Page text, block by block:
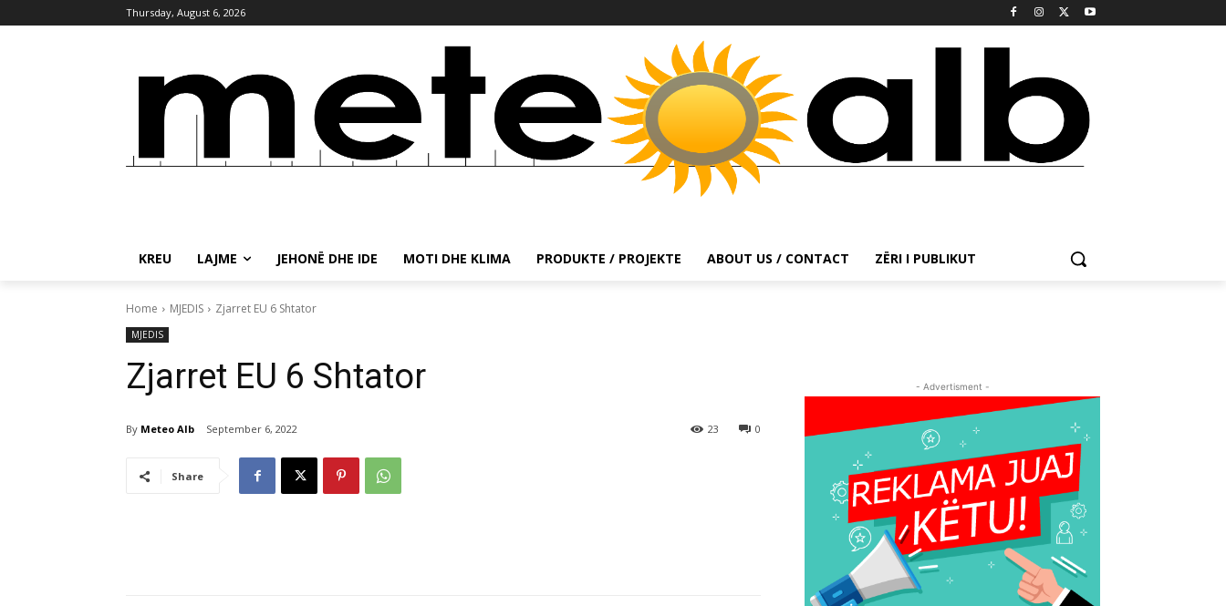
Thursday, August 6, 2026
KREU LAJME JEHONË DHE IDE MOTI DHE KLIMA PRODUKTE / PROJEKTE ABOUT US / CONTACT ZËRI I PUBLIKUT
Home MJEDIS Zjarret EU 6 Shtator
MJEDIS
Zjarret EU 6 Shtator
By Meteo Alb September 6, 2022 0
23
Share
- Advertisment -